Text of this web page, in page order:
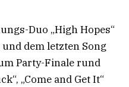
Duo „High Hopes“
und dem letzten Song
Party-Finale rund
„Come and Get It“